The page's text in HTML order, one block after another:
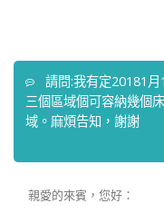
請問:我有定20181
三個區域個可容納幾個
域。麻煩告知，謝謝
親愛的來賓，您好：